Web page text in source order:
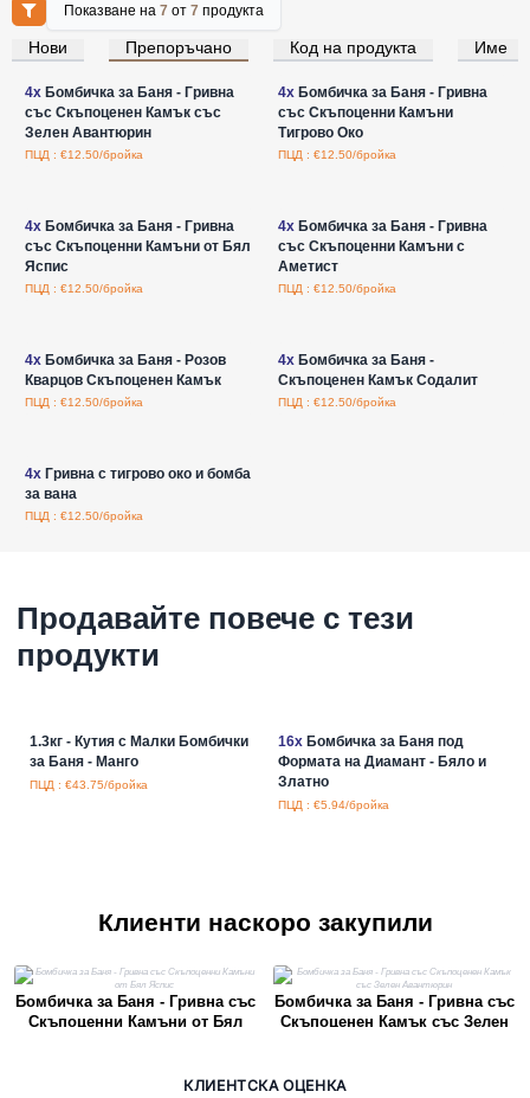
Показване на7 от7 продукта
Нови Препоръчано Код на продукта Име
Влезте за цени на едро
4xБомбичка за Баня - Гривна
със Скъпоценен Камък със
Зелен Авантюрин
ПЦД : €12.50/бройка
Влезте за цени на едро
4xБомбичка за Баня - Гривна
със Скъпоценни Камъни
Тигрово Око
ПЦД : €12.50/бройка
4xБомбичка за Баня - Гривна
със Скъпоценни Камъни от Бял
Яспис
ПЦД : €12.50/бройка
4xБомбичка за Баня - Гривна
със Скъпоценни Камъни с
Аметист
ПЦД : €12.50/бройка
4xБомбичка за Баня - Розов
Кварцов Скъпоценен Камък
ПЦД : €12.50/бройка
4xБомбичка за Баня -
Скъпоценен Камък Содалит
ПЦД : €12.50/бройка
4xГривна с тигрово око и бомба
за вана
ПЦД : €12.50/бройка
Продавайте повече с тези
продукти
1.3кг - Кутия с Малки Бомбички
за Баня - Манго
ПЦД : €43.75/бройка
16xБомбичка за Баня под
Формата на Диамант - Бяло и
Златно
ПЦД : €5.94/бройка
Клиенти наскоро закупили
Бомбичка за Баня - Гривна със
Скъпоценни Камъни от Бял
Бомбичка за Баня - Гривна със
Скъпоценен Камък със Зелен
КЛИЕНТСКА ОЦЕНКА